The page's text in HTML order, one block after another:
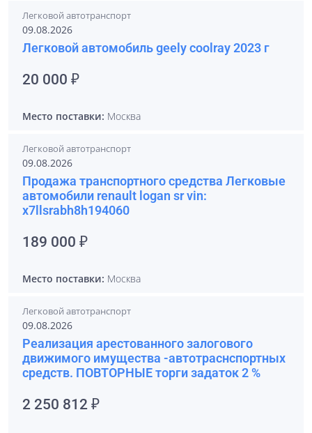
Легковой автотранспорт
09.08.2026
Легковой автомобиль geely coolray 2023 г
20 000 ₽
Место поставки: Москва
Легковой автотранспорт
09.08.2026
Продажа транспортного средства Легковые
автомобили renault logan sr vin:
x7llsrabh8h194060
189 000 ₽
Место поставки: Москва
Легковой автотранспорт
09.08.2026
Реализация арестованного залогового
движимого имущества -автотраснспортных
средств. ПОВТОРНЫЕ торги задаток 2 %
2 250 812 ₽